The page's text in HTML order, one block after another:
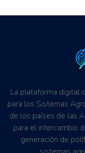
La plataforma digital
para los Sistemas
de los países de las
para el intercambio
generación de